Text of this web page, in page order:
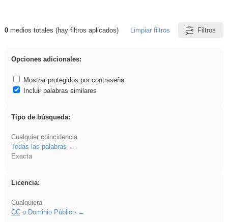
Resultados de: Asturias
0medios totales (hay filtros aplicados) Limpiar filtros Filtros
Opciones adicionales:
Mostrar protegidos por contraseña
Incluir palabras similares
Tipo de búsqueda:
Cualquier coincidencia
Todas las palabras
Exacta
Licencia:
Cualquiera
CCo Dominio Público